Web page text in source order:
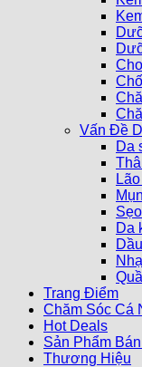
Vấn Đề
Da
Mụn
Da
Trang Điểm
Chăm Sóc Cá
Hot Deals
Sản Phẩm
Thương Hiệu